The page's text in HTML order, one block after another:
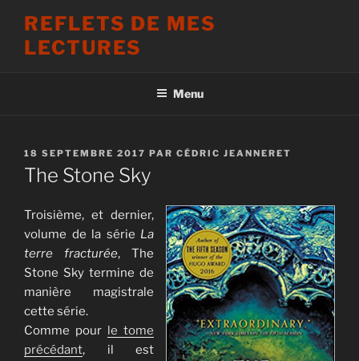
contenu
REFLETS DE MES
LECTURES
Menu
PUBLIÉ
LE
18 SEPTEMBRE 2017 PAR CÉDRIC JEANNERET
The Stone Sky
Troisième, et dernier,
volume de la série La
terre fracturée, The
Stone Sky termine de
manière magistrale
cette série.
Comme pour le tome
précédant, il est